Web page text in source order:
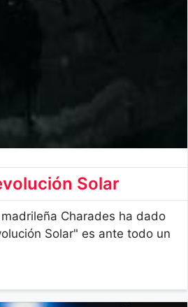
Solar
Charades ha dado
Solar" es ante todo un